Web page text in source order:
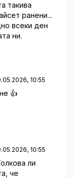
такива
ранени...
всеки ден
ни.
10:55
👍
10:55
ли
че